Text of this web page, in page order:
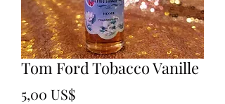
Tom Ford Tobacco Vanille
5,00 US$Precio